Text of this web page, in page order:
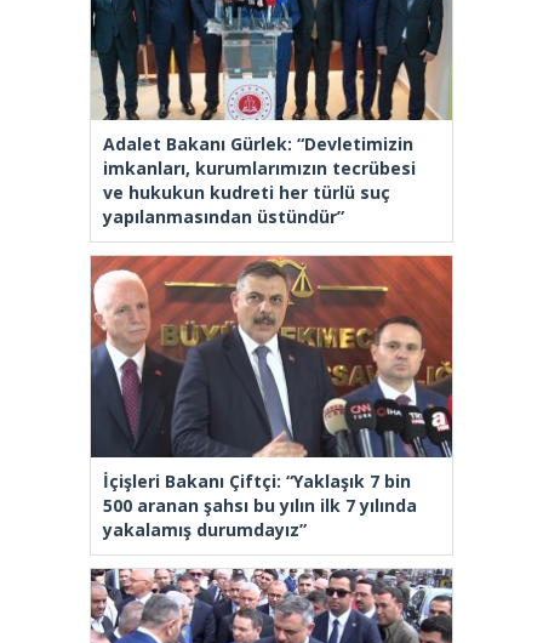
Adalet Bakanı Gürlek: “Devletimizin
imkanları, kurumlarımızın tecrübesi
ve hukukun kudreti her türlü suç
yapılanmasından üstündür”
İçişleri Bakanı Çiftçi: “Yaklaşık 7 bin
500 aranan şahsı bu yılın ilk 7 yılında
yakalamış durumdayız”